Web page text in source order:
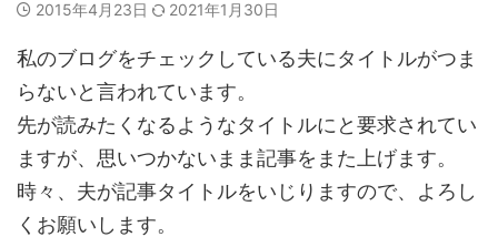
2015年4月23日 2021年1月30日
私のブログをチェックしている夫にタイトルがつま
らないと言われています。
先が読みたくなるようなタイトルにと要求されてい
ますが、思いつかないまま記事をまた上げます。
時々、夫が記事タイトルをいじりますので、よろし
くお願いします。